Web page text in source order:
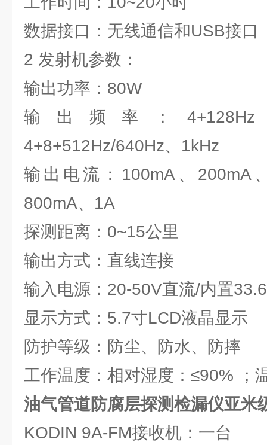
数据接口：无线通信和USB接口
2 发射机参数：
输出功率：80W
输出频率：4+128Hz
4+8+512Hz/640Hz、1kHz
输出电流：100mA、200mA
800mA、1A
探测距离：0~15公里
输出方式：直线连接
输入电源：20-50V直流/内置
显示方式：5.7寸LCD液晶显示
防护等级：防尘、防水、防摔
工作温度：相对湿度：≤90%
油气管道防腐层探测检漏仪亚米
KODIN 9A-FM接收机：一台